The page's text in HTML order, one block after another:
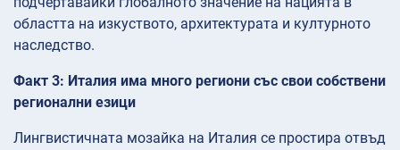
областта на изкуството, архитектурата и културното
наследство.
Факт 3: Италия има много региони със свои собствени
регионални езици
Лингвистичната мозайка на Италия се простира отвъд